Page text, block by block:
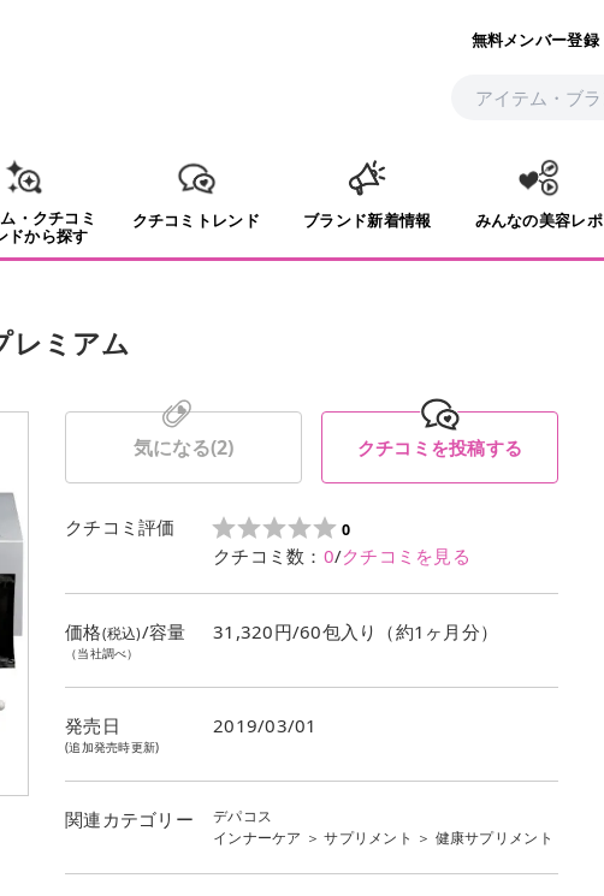
無料メンバー登録
・クチコミ
ドから探す
クチコミトレンド ブランド新着情報 みんなの美容レポ
レミアム
気になる(2) クチコミを投稿する
クチコミ評価 0
クチコミ数： 0/クチコミを見る
価格(税込)/容量
（当社調べ）
31,320円/60包入り（約1ヶ月分）
発売日
(追加発売時更新)
2019/03/01
関連カテゴリー
デパコス
インナーケア ＞サプリメント ＞ 健康サプリメント